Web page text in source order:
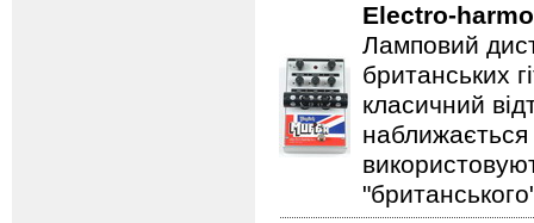
Electro-
Ламповий
британських
класичний